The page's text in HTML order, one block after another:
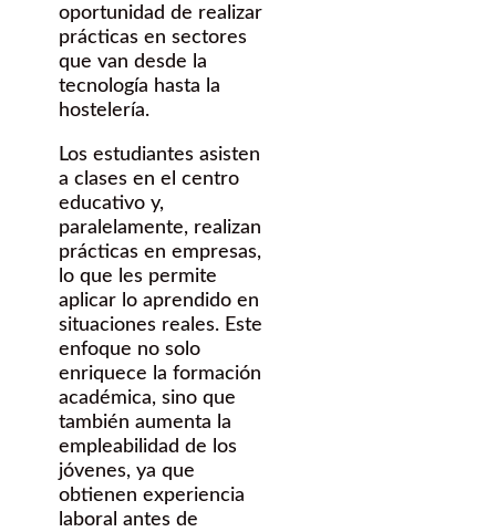
oportunidad de realizar
prácticas en sectores
que van desde la
tecnología hasta la
hostelería.
Los estudiantes asisten
a clases en el centro
educativo y,
paralelamente, realizan
prácticas en empresas,
lo que les permite
aplicar lo aprendido en
situaciones reales. Este
enfoque no solo
enriquece la formación
académica, sino que
también aumenta la
empleabilidad de los
jóvenes, ya que
obtienen experiencia
laboral antes de